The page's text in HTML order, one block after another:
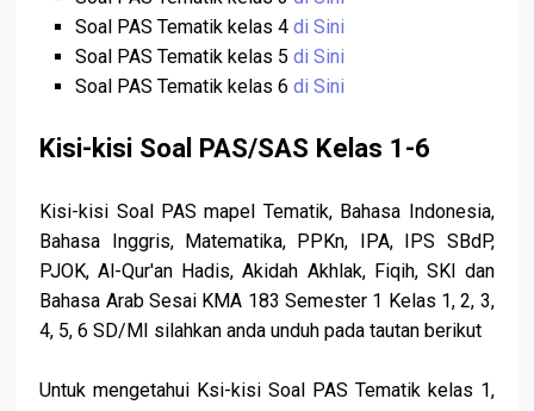
Soal PAS Tematik kelas 4 di Sini
Soal PAS Tematik kelas 5 di Sini
Soal PAS Tematik kelas 6 di Sini
Kisi-kisi Soal PAS/SAS Kelas 1-6
Kisi-kisi Soal PAS mapel Tematik, Bahasa Indonesia,
Bahasa Inggris, Matematika, PPKn, IPA, IPS SBdP,
PJOK, Al-Qur'an Hadis, Akidah Akhlak, Fiqih, SKI dan
Bahasa Arab Sesai KMA 183 Semester 1 Kelas 1, 2, 3,
4, 5, 6 SD/MI silahkan anda unduh pada tautan berikut
Untuk mengetahui Ksi-kisi Soal PAS Tematik kelas 1,